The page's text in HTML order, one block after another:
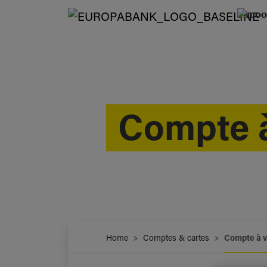
Compte
Home Comptes & cartes Compte à